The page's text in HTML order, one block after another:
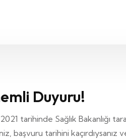
Duyuru!
tarihinde Sağlık Bakanlığı
başvuru tarihini kaçırdıysanız